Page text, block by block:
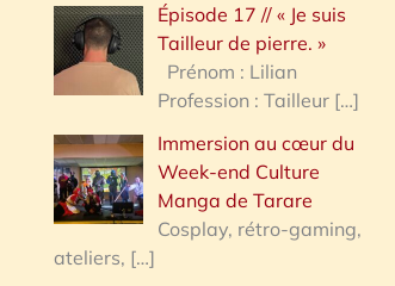
h
e
:
Épisode 17 // « Je suis
Tailleur de pierre. »
Prénom : Lilian
Profession : Tailleur […]
Immersion au cœur du
Week-end Culture
Manga de Tarare
Cosplay, rétro-gaming,
ateliers, […]